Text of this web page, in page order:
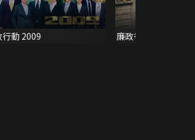
行動 2009 廉政行動2016製作